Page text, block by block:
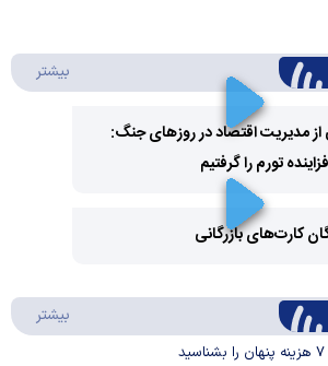
بیشتر
Play
Video
مدیریت اقتصاد در روزهای جنگ:
تورم را گرفتیم
Video
کارت‌های بازرگانی
بیشتر